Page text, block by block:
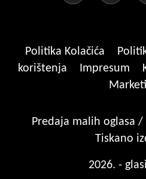
Politika Kolačića
korištenja
Impresum
Predaja malih oglasa
Tiskano
2026. -